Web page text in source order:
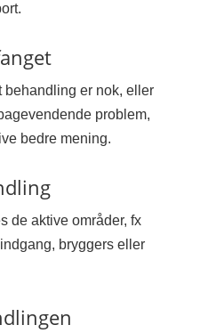
behandling er nok, eller
problem,
bedre mening.
de aktive områder, fx
bryggers eller